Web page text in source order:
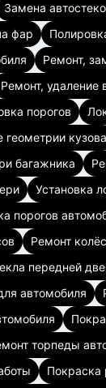
Замена
фар
Ремонт,
Ремонт, удаление
порогов
геометрии кузова
багажника
Установка
порогов
Ремонт
передней
автомобиля
торпеды
Покраска